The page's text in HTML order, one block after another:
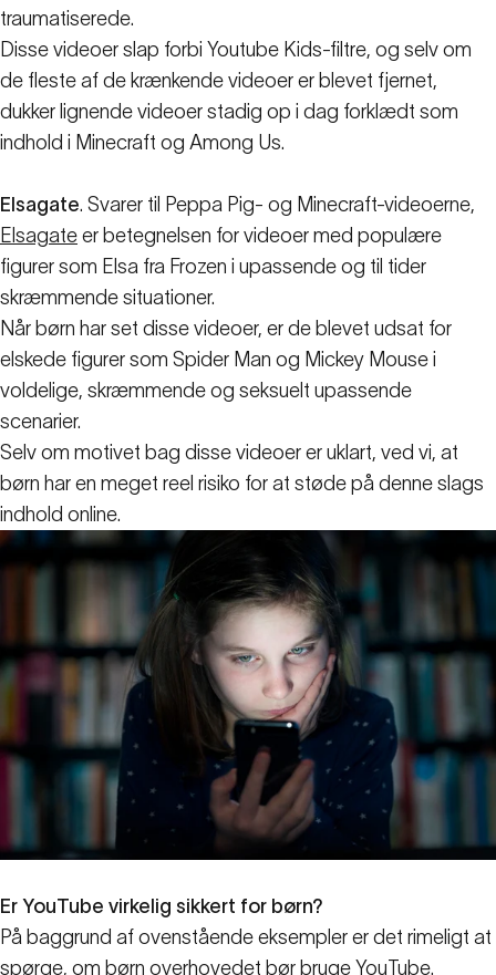
traumatiserede.
Disse videoer slap forbi Youtube Kids-filtre, og selv om
de fleste af de krænkende videoer er blevet fjernet,
dukker lignende videoer stadig op i dag forklædt som
indhold i Minecraft og Among Us.
Elsagate. Svarer til Peppa Pig- og Minecraft-videoerne,
Elsagate er betegnelsen for videoer med populære
figurer som Elsa fra Frozen i upassende og til tider
skræmmende situationer.
Når børn har set disse videoer, er de blevet udsat for
elskede figurer som Spider Man og Mickey Mouse i
voldelige, skræmmende og seksuelt upassende
scenarier.
Selv om motivet bag disse videoer er uklart, ved vi, at
børn har en meget reel risiko for at støde på denne slags
indhold online.
Er YouTube virkelig sikkert for børn?
På baggrund af ovenstående eksempler er det rimeligt at
spørge, om børn overhovedet bør bruge YouTube.